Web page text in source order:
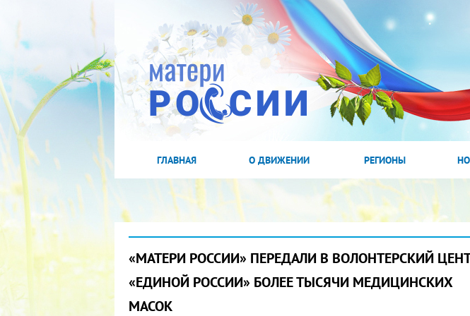
ГЛАВНАЯ О ДВИЖЕНИИ РЕГИОНЫ
«МАТЕРИ РОССИИ» ПЕРЕДАЛИ В ВОЛОНТЕРСКИЙ
«ЕДИНОЙ РОССИИ» БОЛЕЕ ТЫСЯЧИ МЕДИЦИНСКИХ
МАСОК